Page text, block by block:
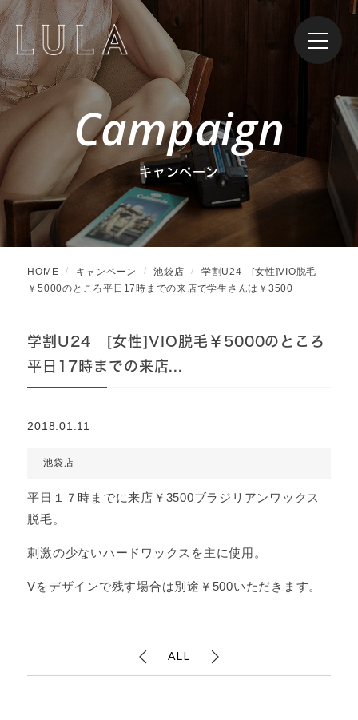
Campaign
キャンペーン
HOME キャンペーン 池袋店
学割U24 [女性]VIO脱毛
￥5000のところ平日17時までの来店で学生さんは￥3500
学割U24 [女性]VIO脱毛￥5000のところ
平日17時までの来店...
2018.01.11
池袋店
平日１７時までに来店￥3500ブラジリアンワックス
脱毛。
刺激の少ないハードワックスを主に使用。
Vをデザインで残す場合は別途￥500いただきます。
ALL